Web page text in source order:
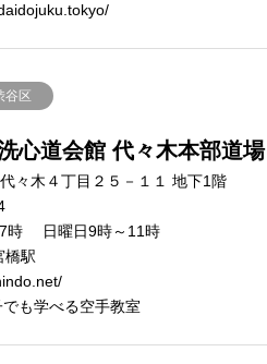
谷区
心道会館 代々木本部道場
々木４丁目２５－１１ 地下1階
時 日曜日9時～11時
橋駅
も学べる空手教室